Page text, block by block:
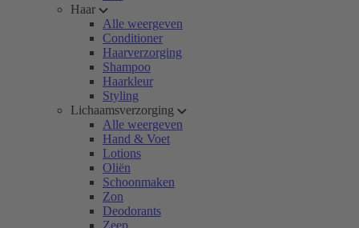
Haar
Alle weergeven
Conditioner
Haarverzorging
Shampoo
Haarkleur
Styling
Lichaamsverzorging
Alle weergeven
Hand & Voet
Lotions
Oliën
Schoonmaken
Zon
Deodorants
Zeep